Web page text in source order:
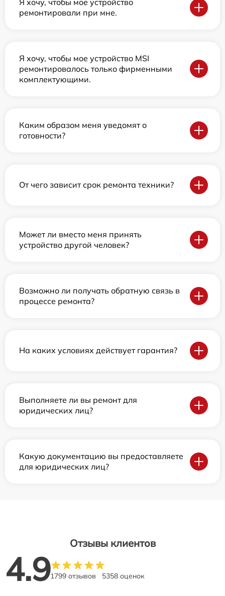
ремонтировали при мне.
Я хочу, чтобы мое устройство MSI
ремонтировалось только фирменными
комплектующими.
Каким образом меня уведомят о
готовности?
От чего зависит срок ремонта техники?
Может ли вместо меня принять
устройство другой человек?
Возможно ли получать обратную связь в
процессе ремонта?
На каких условиях действует гарантия?
Выполняете ли вы ремонт для
юридических лиц?
Какую документацию вы предоставляете
для юридических лиц?
Отзывы клиентов
4.91799 отзывов 5358 оценок